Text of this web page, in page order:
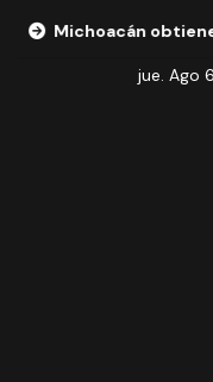
obtiene 9
jue. Ago